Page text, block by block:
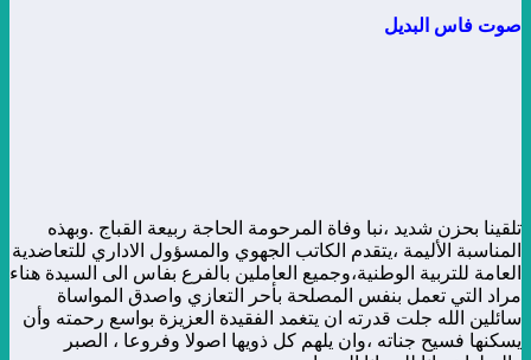
صوت فاس البديل
تلقينا بحزن شديد ،نبا وفاة المرحومة الحاجة ربيعة القباج .وبهذه
المناسبة الأليمة ،يتقدم الكاتب الجهوي والمسؤول الاداري للتعاضدية
العامة للتربية الوطنية،وجميع العاملين بالفرع بفاس الى السيدة هناء
مراد التي تعمل بنفس المصلحة بأحر التعازي واصدق المواساة
سائلين الله جلت قدرته ان يتغمد الفقيدة العزيزة بواسع رحمته وأن
يسكنها فسيح جناته ،وان يلهم كل ذويها اصولا وفروعا ، الصبر